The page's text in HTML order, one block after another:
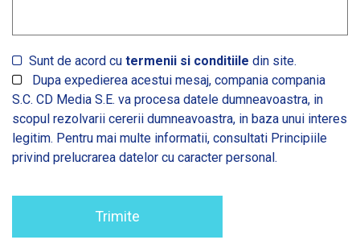
Sunt de acord cu termenii si conditiile din site.
Dupa expedierea acestui mesaj, compania compania
S.C. CD Media S.E. va procesa datele dumneavoastra, in
scopul rezolvarii cererii dumneavoastra, in baza unui interes
legitim. Pentru mai multe informatii, consultati Principiile
privind prelucrarea datelor cu caracter personal.
Trimite